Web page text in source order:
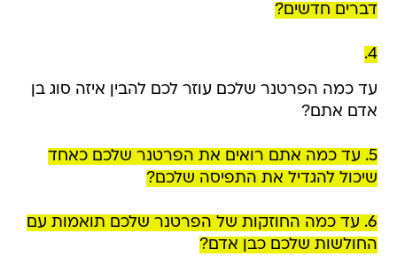
דברים חדשים?
4.
עד כמה הפרטנר שלכם עוזר לכם להבין איזה סוג בן
אדם אתם?
5. עד כמה אתם רואים את הפרטנר שלכם כאחד
שיכול להגדיל את התפיסה שלכם?
6. עד כמה החוזקות של הפרטנר שלכם תואמות עם
החולשות שלכם כבן אדם?